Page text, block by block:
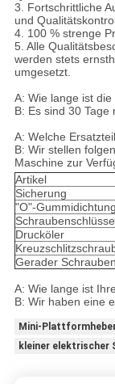
3. Fortschrittliche
und
4. 100 % strenge
5. Alle
werden stets
umgesetzt.
A: Wie lange ist
B: Es sind 30 Tage
A: Welche
B: Wir stellen
Maschine zur
Artikel
Sicherung
"O"-
Drucköler
Gerader
A: Wie lange ist
B: Wir haben eine
Mini-
kleiner elektrischer